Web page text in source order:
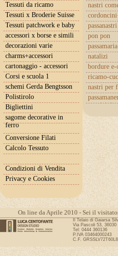
nastri
passanastri
pon pon
natalizi
bordure e-
ricamo-
nastri per
cuoricini
Tessuti da ricamo
Tessuti x Broderie Suisse
Tessuti patchwork e baby
accessori x borse e simili
decorazioni varie
charms+accessori
cartonaggio - accessori
Corsi e scuola 1
schemi Gerda Bengtsson
Polistirolo
Bigliettini
sagome decorative in
ferro
Conversione Filati
Calcolo Tessuto
Condizioni di Vendita
Privacy e Cookies
On line da Aprile 2010 - Sei il
Il Telaio di Gaiarsa
Via Pascoli 53, 36030
Tel: 0444 360136
P.IVA 03464000243
C.F.